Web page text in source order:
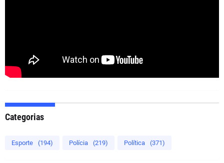
Categorias
Esporte (194) Polícia (219) Política (371)